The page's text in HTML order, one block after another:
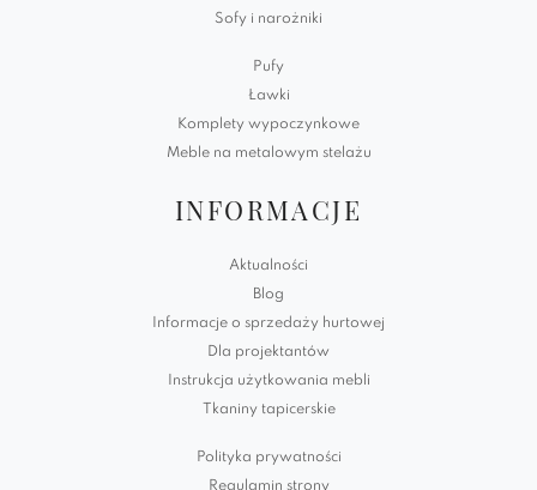
Sofy i narożniki
Pufy
Ławki
Komplety wypoczynkowe
Meble na metalowym stelażu
INFORMACJE
Aktualności
Blog
Informacje o sprzedaży hurtowej
Dla projektantów
Instrukcja użytkowania mebli
Tkaniny tapicerskie
Polityka prywatności
Regulamin strony